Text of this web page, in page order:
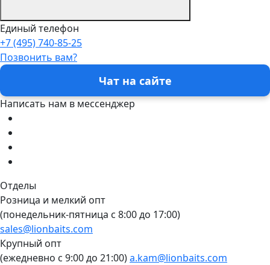
Единый телефон
+7 (495) 740-85-25
Позвонить вам?
Чат на сайте
Написать нам в мессенджер
Отделы
Розница и мелкий опт
(понедельник-пятница c 8:00 до 17:00)
sales@lionbaits.com
Крупный опт
(ежедневно с 9:00 до 21:00)a.kam@lionbaits.com